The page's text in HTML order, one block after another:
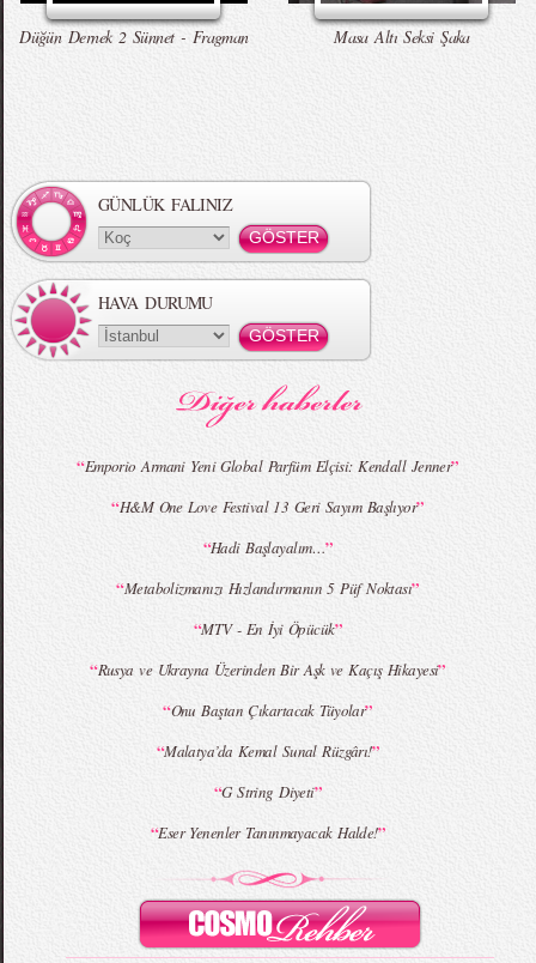
MBFWI - Gülçin Çengel 2015 Yaz
MBFWI - Zeynep Erdoğan 2015 Yaz
MBFWI - Giray Sepin 2015 Yaz Koleksiyonu MBFWI - Burçe Bekrek 2015 Yaz Koleksiyonu
Düğün Dernek 2 Sünnet - Fragman Masa Altı Seksi Şaka
GÜNLÜK FALINIZ
HAVA DURUMU
“Emporio Armani Yeni Global Parfüm Elçisi: Kendall Jenner”
“H&M One Love Festival 13 Geri Sayım Başlıyor”
“Hadi Başlayalım…”
“Metabolizmanızı Hızlandırmanın 5 Püf Noktası”
“MTV - En İyi Öpücük”
“Rusya ve Ukrayna Üzerinden Bir Aşk ve Kaçış Hikayesi”
“Onu Baştan Çıkartacak Tüyolar”
“Malatya’da Kemal Sunal Rüzgârı!”
“G String Diyeti”
“Eser Yenenler Tanınmayacak Halde!”